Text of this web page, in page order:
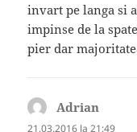
invart pe langa si
impinse de la
pier dar
Adrian
21.03.2016 la 21:49